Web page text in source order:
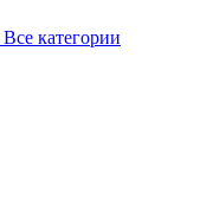
Все категории